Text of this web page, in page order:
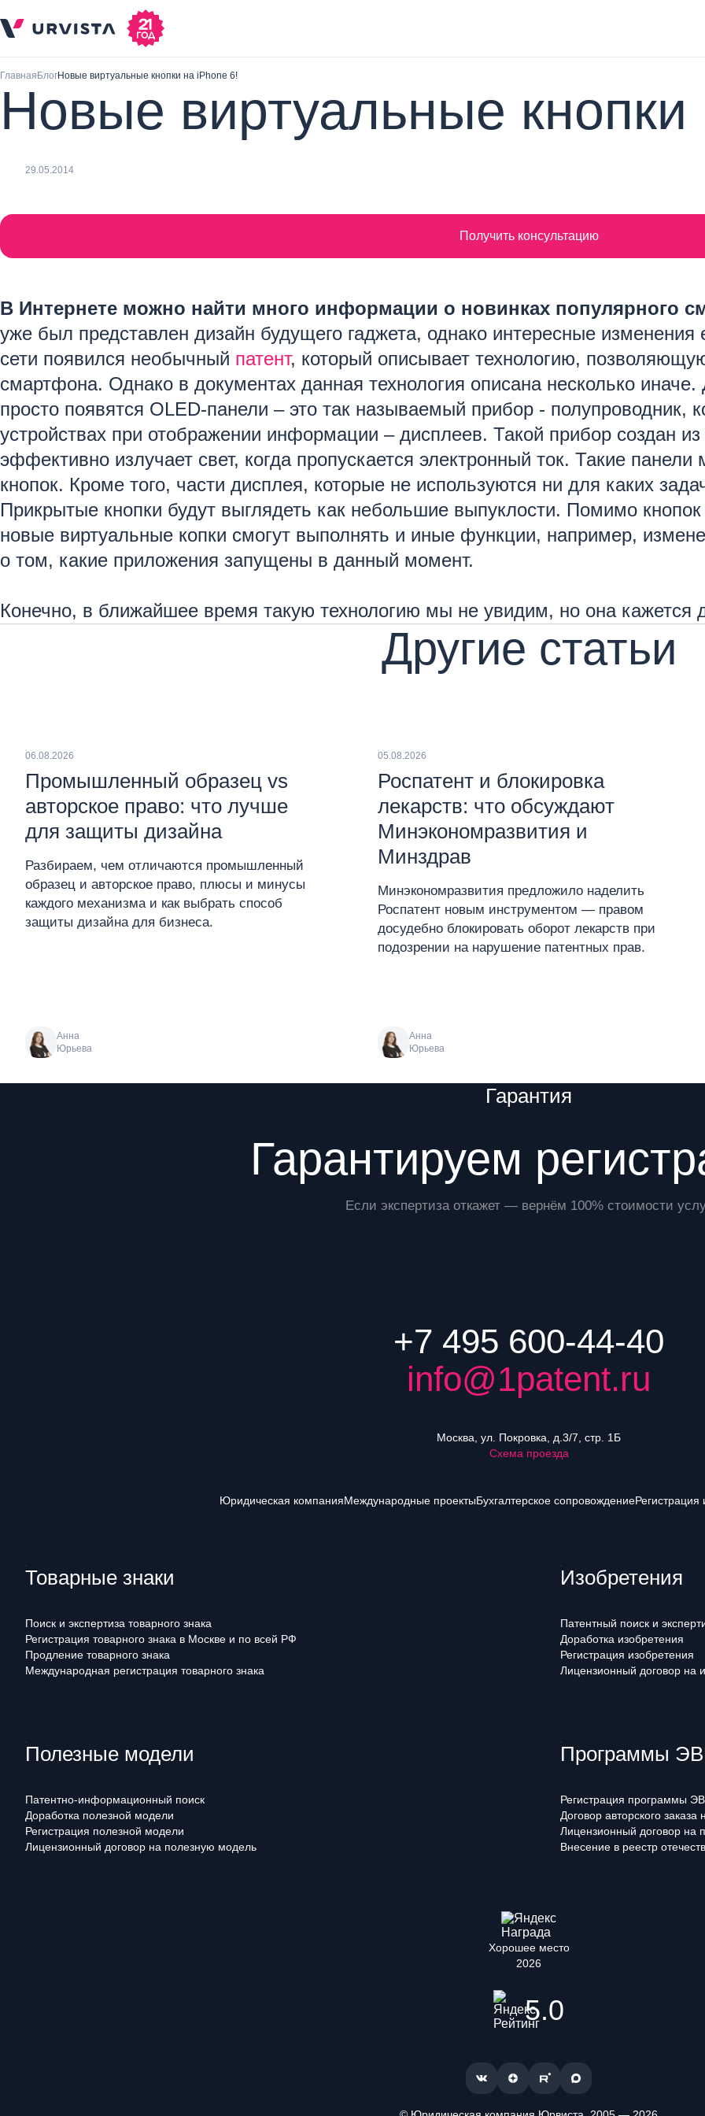
ГлавнаяБлогНовые виртуальные кнопки на iPhone 6!
Новые виртуальные кнопки
29.05.2014
Получить консультацию
В Интернете можно найти много информации о новинках популярного
уже был представлен дизайн будущего гаджета, однако интересные
сети появился необычный патент, который описывает технологию,
смартфона. Однако в документах данная технология описана несколько
просто появятся OLED-панели – это так называемый прибор - полупроводник,
устройствах при отображении информации – дисплеев. Такой прибор создан из
эффективно излучает свет, когда пропускается электронный ток. Такие
кнопок. Кроме того, части дисплея, которые не используются ни для каких
Прикрытые кнопки будут выглядеть как небольшие выпуклости. Помимо
новые виртуальные копки смогут выполнять и иные функции, например,
о том, какие приложения запущены в данный момент.
Конечно, в ближайшее время такую технологию мы не увидим, но она кажется
Другие статьи
06.08.2026
Промышленный образец vs
авторское право: что лучше
для защиты дизайна
Разбираем, чем отличаются промышленный
образец и авторское право, плюсы и минусы
каждого механизма и как выбрать способ
защиты дизайна для бизнеса.
Анна
Юрьева
05.08.2026
Роспатент и блокировка
лекарств: что обсуждают
Минэкономразвития и
Минздрав
Минэкономразвития предложило наделить
Роспатент новым инструментом — правом
досудебно блокировать оборот лекарств при
подозрении на нарушение патентных прав.
Анна
Юрьева
Гарантия
Гарантируем
Если экспертиза откажет — вернём 100% стоимости
+7 495 600-44-40
info@1patent.ru
Москва, ул. Покровка, д.3/7, стр. 1Б
Схема проезда
Юридическая компанияМеждународные проектыБухгалтерское сопровождение
Товарные знаки
Поиск и экспертиза товарного знака
Регистрация товарного знака в Москве и по всей РФ
Продление товарного знака
Международная регистрация товарного знака
Изобретения
Патентный поиск и
Доработка изобретения
Регистрация изобретения
Лицензионный договор на
Полезные модели
Патентно-информационный поиск
Доработка полезной модели
Регистрация полезной модели
Лицензионный договор на полезную модель
Программы
Регистрация программы
Договор авторского
Лицензионный договор на
Внесение в реестр
Хорошее место
2026
5.0